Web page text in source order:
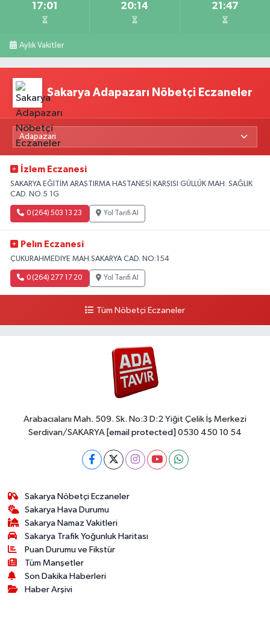
17:01 20:14 21:47
Aylık Vakitler
Sakarya Adapazarı Nöbetçi Eczaneler
İzlem Eczanesi
SAKARYA EĞİTİM ARAŞTIRMA HASTANESİ KARŞISI GÜLLÜK MAH. SAĞLIK
CAD. NO:5 1G
0 (264) 503 13 23 Yol Tarifi Al
Pelın Eczanesi
ÇUKURAHMEDIYE MAH.SAKARYA CAD. NO:154
0 (264) 277 17 20 Yol Tarifi Al
Tüm Nöbetçi Eczaneler
Arabacıalanı Mah. 509. Sk. No:3 D:2 Yiğit Çelik İş Merkezi
Serdivan/SAKARYA [email protected] 0530 450 10 54
Sakarya Nöbetçi Eczaneler
Sakarya Hava Durumu
Sakarya Namaz Vakitleri
Sakarya Trafik Yoğunluk Haritası
Puan Durumu ve Fikstür
Tüm Manşetler
Son Dakika Haberleri
Haber Arşivi